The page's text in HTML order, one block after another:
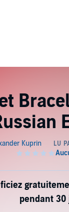
pendant 30